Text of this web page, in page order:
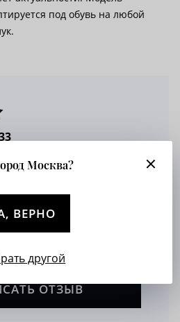
под обувь на любой
НАПИСАТЬ ОТЗЫВ
Москва?
ВЕРНО
другой